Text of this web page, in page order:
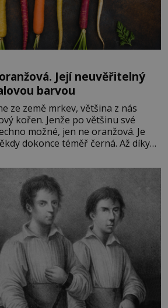
Její neuvěřitelný
barvou
ze země mrkev, většina z nás
kořen. Jenže po většinu své
možné, jen ne oranžová. Je
dokonce téměř černá. Až díky
ani nedokážeme představit.